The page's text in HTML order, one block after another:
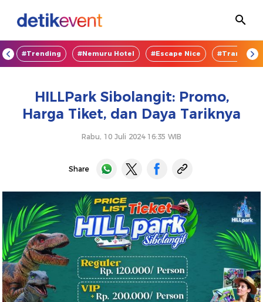
#Trending #Nemuru Hotel #Escape Nice
HILLPark Sibolangit: Promo,
Harga Tiket, dan Daya Tariknya
Rabu, 10 Juli 2024 16:35 WIB
Share